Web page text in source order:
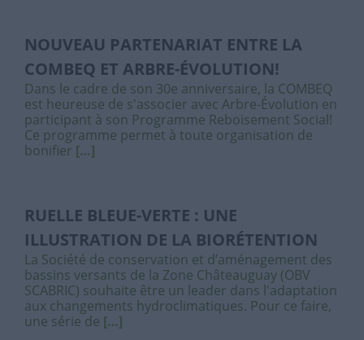
NOUVEAU PARTENARIAT ENTRE LA
COMBEQ ET ARBRE-ÉVOLUTION!
Dans le cadre de son 30e anniversaire, la COMBEQ
est heureuse de s'associer avec Arbre-Évolution en
participant à son Programme Reboisement Social!
Ce programme permet à toute organisation de
bonifier […]
RUELLE BLEUE-VERTE : UNE
ILLUSTRATION DE LA BIORÉTENTION
La Société de conservation et d’aménagement des
bassins versants de la Zone Châteauguay (OBV
SCABRIC) souhaite être un leader dans l'adaptation
aux changements hydroclimatiques. Pour ce faire,
une série de […]